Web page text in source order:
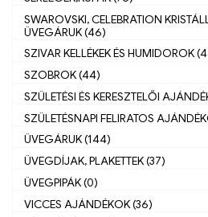
SWAROVSKI, CELEBRATION
ÜVEGÁRUK (46)
SZIVAR KELLÉKEK ÉS HUMIDOROK
SZOBROK (44)
SZÜLETÉSI ÉS KERESZTELŐI
SZÜLETÉSNAPI FELIRATOS
ÜVEGÁRUK (144)
ÜVEGDÍJAK, PLAKETTEK (37)
ÜVEGPIPÁK (0)
VICCES AJÁNDÉKOK (36)